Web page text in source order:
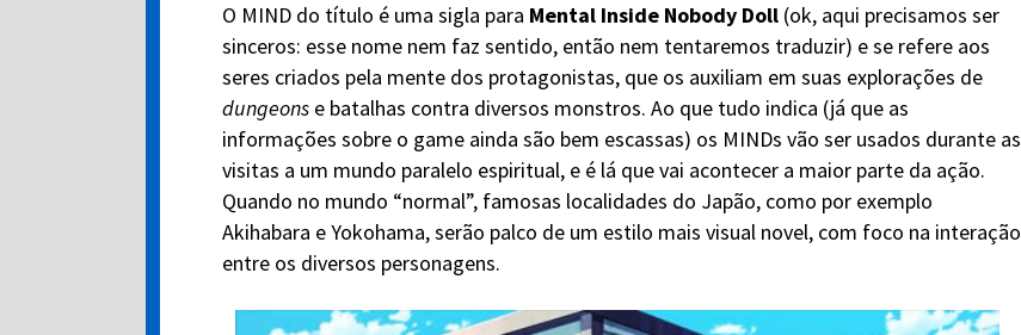
O MIND do título é uma sigla para Mental Inside Nobody Doll(ok, aqui precisamos ser
sinceros: esse nome nem faz sentido, então nem tentaremos traduzir) e se refere aos
seres criados pela mente dos protagonistas, que os auxiliam em suas explorações de
dungeonse batalhas contra diversos monstros. Ao que tudo indica (já que as
informações sobre o game ainda são bem escassas) os MINDs vão ser usados durante as
visitas a um mundo paralelo espiritual, e é lá que vai acontecer a maior parte da ação.
Quando no mundo “normal”, famosas localidades do Japão, como por exemplo
Akihabara e Yokohama, serão palco de um estilo mais visual novel, com foco na interação
entre os diversos personagens.